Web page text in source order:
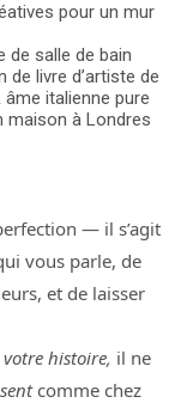
pour un mur
de salle de bain
de livre d’artiste de
italienne pure
maison à Londres
— il s’agit
vous parle, de
et de laisser
votre histoire, il ne
comme chez